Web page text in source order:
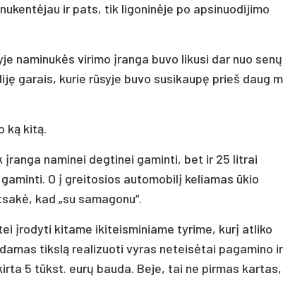
ir pats, tik ligoninėje po apsinuodijimo
naminukės virimo įranga buvo likusi dar nuo
garais, kurie rūsyje buvo susikaupę prieš daug
ką kitą.
naminei degtinei gaminti, bet ir 25 litrai
O į greitosios automobilį keliamas ūkio
kad „su samagonu“.
įrodyti kitame ikiteisminiame tyrime, kurį atliko
tikslą realizuoti vyras neteisėtai pagamino
5 tūkst. eurų bauda. Beje, tai ne pirmas